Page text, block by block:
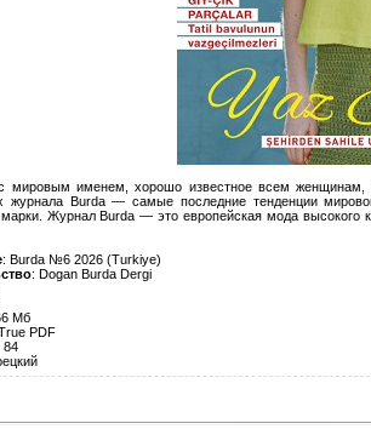
мировым именем, хорошо известное всем женщинам,
журнала Burda — самые последние тенденции
марки. Журнал Burda — это европейская мода
: Burda №6 2026 (Turkiye)
: Dogan Burda Dergi
Мб
PDF
84